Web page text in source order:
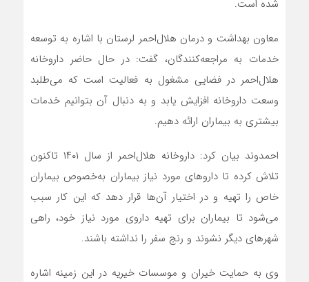
شده است.
معاون بهداشت و درمان هلال‌احمر لرستان با اشاره به توسعه
خدمات به مراجعه‌کنندگان، گفت: در حال حاضر داروخانه
هلال‌احمر در فضایی مشغول به فعالیت است که می‌طلبد
وسعت داروخانه افزایش یابد و به دنبال آن بتوانیم خدمات
بیشتری به بیماران ارائه دهیم.
احمدوند بیان کرد: داروخانه هلال‌احمر از سال ۱۴۰۱ تاکنون
تلاش کرده تا داروهای مورد نیاز بیماران به‌خصوص بیماران
خاص را تهیه و در اختیار آن‌ها قرار دهد که این کار سبب
می‌شود تا بیماران برای تهیه داروی مورد نیاز خود، راهی
شهرهای دیگر نشوند و رنج سفر را نداشته باشند.
وی به حمایت خیران و موسسات خیریه در این زمینه اشاره